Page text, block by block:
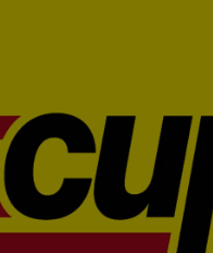
i treballa per fer realitat el
independentista i anticapitalista
CONTACTA